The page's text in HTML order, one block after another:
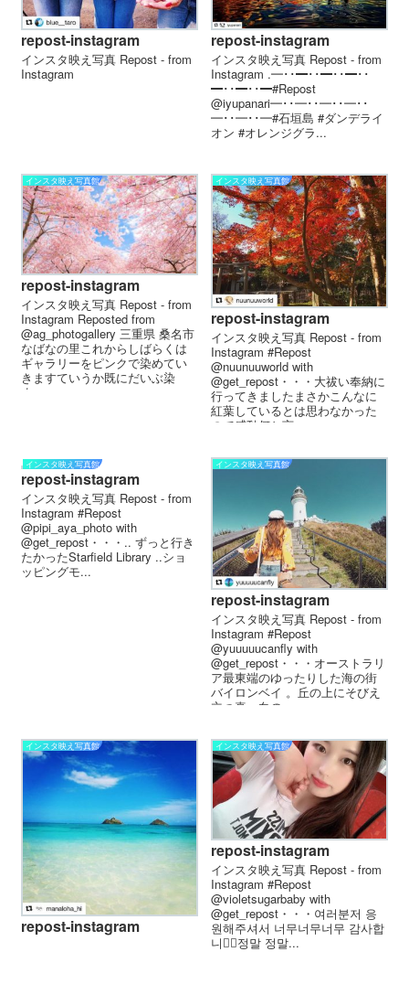
repost-instagram
インスタ映え写真 Repost - from
Instagram
repost-instagram
インスタ映え写真 Repost - from
Instagram . ━･･━･･━･･━･･
━･･━･･━ #Repost
@iyupanari ━･･━･･━･･━･･
━･･━･･━ #石垣島 #ダンデライ
オン #オレンジグラ...
インスタ映え写真館
repost-instagram
インスタ映え写真 Repost - from
Instagram Reposted from
@ag_photogallery 三重県 桑名市
なばなの里︎これからしばらくは
ギャラリーをピンクで染めてい
きますていうか既にだいぶ染
ま...
インスタ映え写真館
repost-instagram
インスタ映え写真 Repost - from
Instagram #Repost
@nuunuuworld with
@get_repost・・・大祓い奉納に
行ってきましたまさかこんなに
紅葉しているとは思わなかった
ので感動何と言っ...
インスタ映え写真館
repost-instagram
インスタ映え写真 Repost - from
Instagram #Repost
@pipi_aya_photo with
@get_repost・・・.. ずっと行き
たかったStarfield Library ..ショ
ッピングモ...
インスタ映え写真館
repost-instagram
インスタ映え写真 Repost - from
Instagram #Repost
@yuuuuucanfly with
@get_repost・・・オーストラリ
ア最東端のゆったりした海の街
バイロンベイ 。丘の上にそびえ
立つ真っ白の...
インスタ映え写真館
repost-instagram
インスタ映え写真館
repost-instagram
インスタ映え写真 Repost - from
Instagram #Repost
@violetsugarbaby with
@get_repost・・・여러분저 응
원해주셔서 너무너무너무 감사합
니다🏻정말 정말...